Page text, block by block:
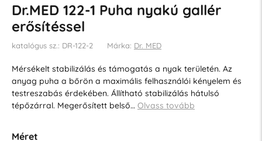
Dr.MED 122-1 Puha nyakú gallér
erősítéssel
katalógus sz.: DR-122-2 Márka: Dr. MED
Mérsékelt stabilizálás és támogatás a nyak területén. Az
anyag puha a bőrön a maximális felhasználói kényelem és
testreszabás érdekében. Állítható stabilizálás hátulsó
tépőzárral. Megerősített belső… Olvass tovább
Méret